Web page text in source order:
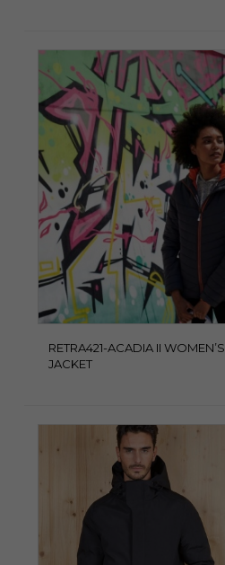
RETRA421-ACADIA II WOMEN’S
JACKET